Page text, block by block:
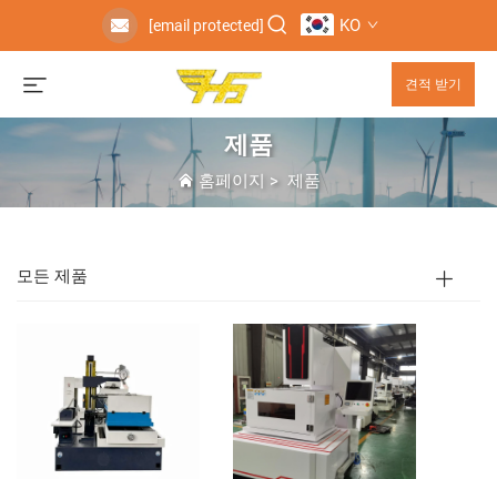
[email protected] KO
견적 받기
제품
홈페이지 > 제품
모든 제품